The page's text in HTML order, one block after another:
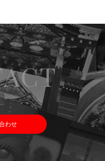
わせ